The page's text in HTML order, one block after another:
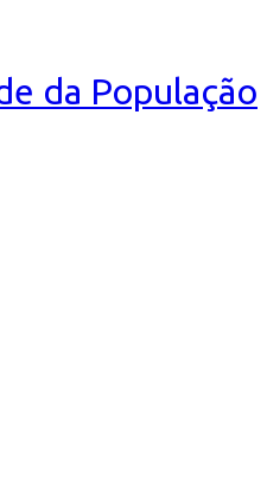
da População